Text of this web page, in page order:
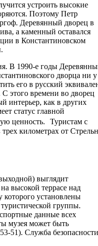
устроить высокие
Поэтому Петр
Деревянный дворец в
а каменный оставался
в Константиновском
В 1990-е годы
дворца ни у
его в русский
этого времени во дворец
интерьер, как в других
статус главной
ценность. Туристам с
километрах от
выглядит
высокой террасе над
которого установлены
группы.
данные всех
музея может быть
51). Служба безопасности